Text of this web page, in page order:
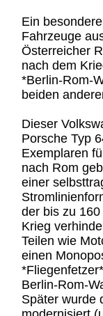
Ein
Fahrzeuge
Österreicher
nach dem
*Berlin-Rom-
beiden
Dieser
Porsche Typ
Exemplaren
nach Rom
einer
der bis zu
Krieg
Teilen wie
einen
Berlin-Rom-
Später wurde